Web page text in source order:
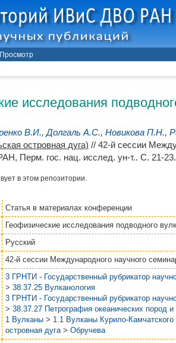
Просмотр
исследования
В.И.,Долгаль А.С., Новикова П.Н.,
островная дуга) // 42-й сессии
Перм. гос. нац. исслед. ун-т.. С. 21-23.
в этом репозитории.
Статья в материалах конференции
Геофизические исследования подводного
Русский
42-й сессии Международного научного
3 ГРНТИ - Государственный рубрикатор
> 38.37.25 Вулканология
3 ГРНТИ - Государственный рубрикатор
> 38.37.27 Петрография океанических пород
1 Вулканы > 1.1 Вулканы Курило-Камчатского
островная дуга > Обручева